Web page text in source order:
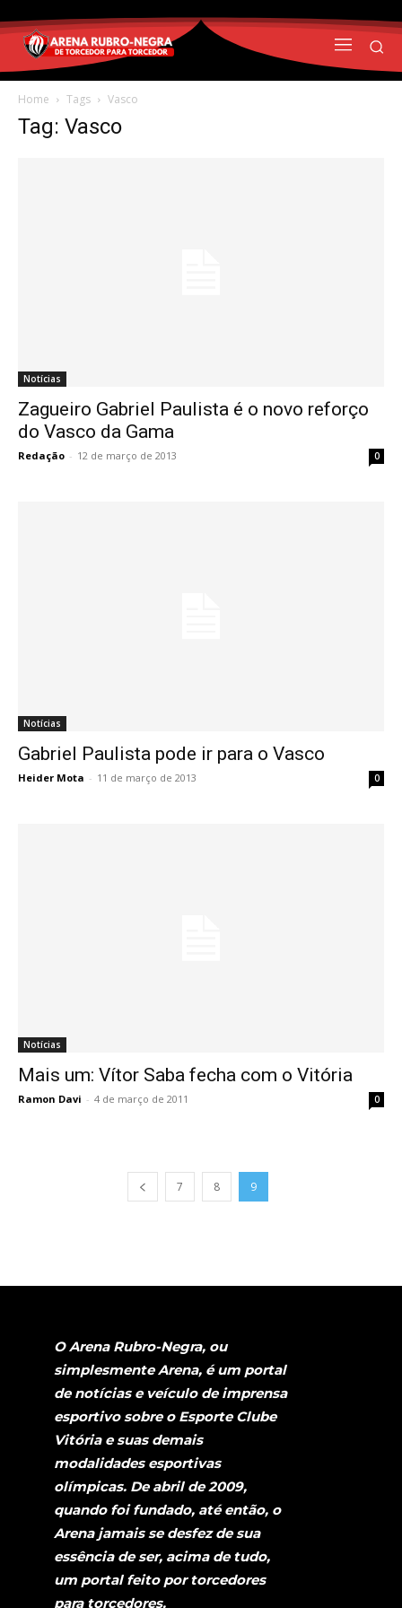
Home Tags Vasco
Tag: Vasco
Notícias
Zagueiro Gabriel Paulista é o novo reforço
do Vasco da Gama
Redação - 12 de março de 2013 0
Notícias
Gabriel Paulista pode ir para o Vasco
Heider Mota - 11 de março de 2013 0
Notícias
Mais um: Vítor Saba fecha com o Vitória
Ramon Davi - 4 de março de 2011 0
7 8 9
O Arena Rubro-Negra, ou
simplesmente Arena, é um portal
de notícias e veículo de imprensa
esportivo sobre o Esporte Clube
Vitória e suas demais
modalidades esportivas
olímpicas. De abril de 2009,
quando foi fundado, até então, o
Arena jamais se desfez de sua
essência de ser, acima de tudo,
um portal feito por torcedores
para torcedores.